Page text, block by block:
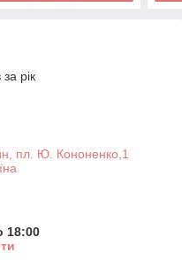
рік
пл. Ю. Кононенко,1
18:00